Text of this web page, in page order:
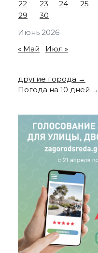
Июнь 2026
22
23 24 25
29
30
« Май Июл »
другие города →
Погода на 10 дней →